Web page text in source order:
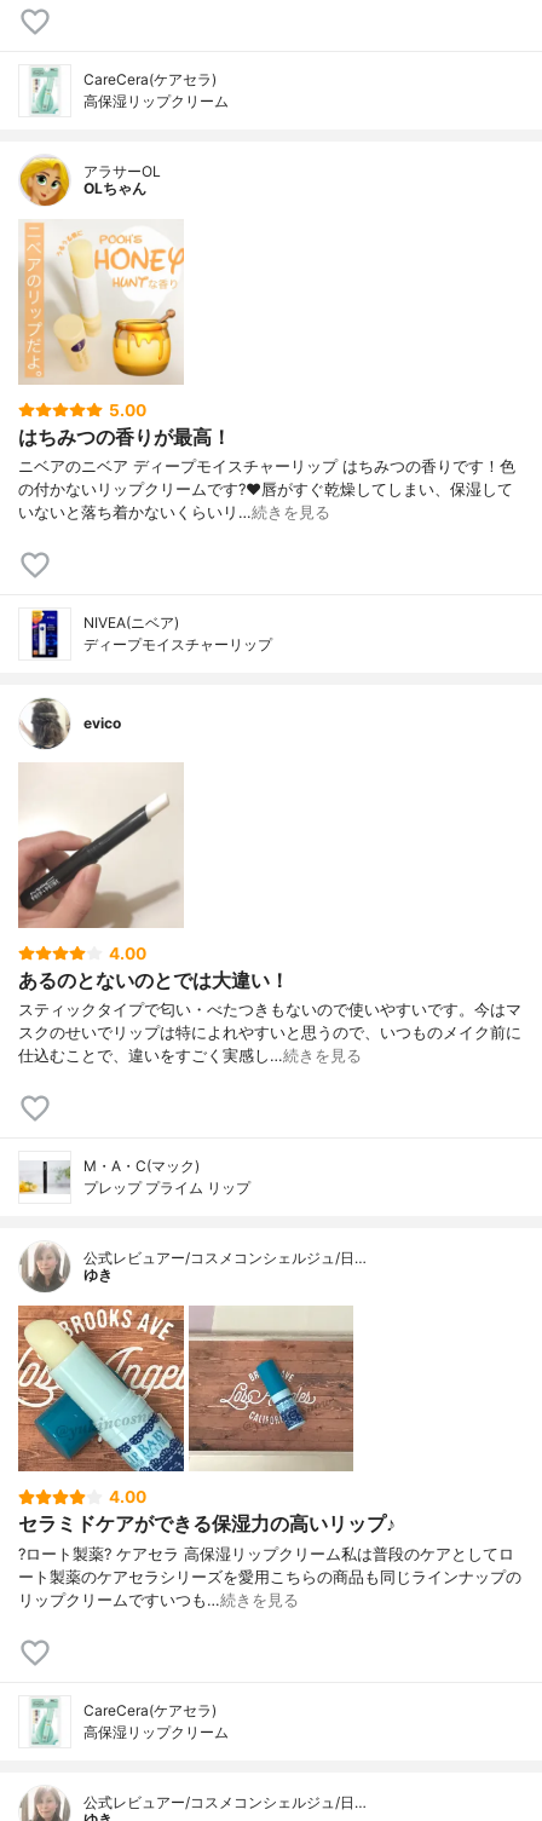
CareCera(ケアセラ)
高保湿リップクリーム
アラサーOL
OLちゃん
5.00
はちみつの香りが最高！
ニベアのニベア ディープモイスチャーリップ はちみつの香りです！色
の付かないリップクリームです?❤️唇がすぐ乾燥してしまい、保湿して
いないと落ち着かないくらいリ…続きを見る
NIVEA(ニベア)
ディープモイスチャーリップ
evico
4.00
あるのとないのとでは大違い！
スティックタイプで匂い・べたつきもないので使いやすいです。今はマ
スクのせいでリップは特によれやすいと思うので、いつものメイク前に
仕込むことで、違いをすごく実感し…続きを見る
M・A・C(マック)
プレップ プライム リップ
公式レビュアー/コスメコンシェルジュ/日…
ゆき
4.00
セラミドケアができる保湿力の高いリップ♪
?ロート製薬? ケアセラ 高保湿リップクリーム私は普段のケアとしてロ
ート製薬のケアセラシリーズを愛用こちらの商品も同じラインナップの
リップクリームですいつも…続きを見る
CareCera(ケアセラ)
高保湿リップクリーム
公式レビュアー/コスメコンシェルジュ/日…